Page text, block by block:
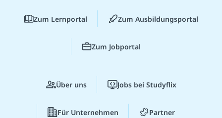
Zum Lernportal Zum Ausbildungsportal
Zum Jobportal
Über uns Jobs bei Studyflix
Für Unternehmen Partner